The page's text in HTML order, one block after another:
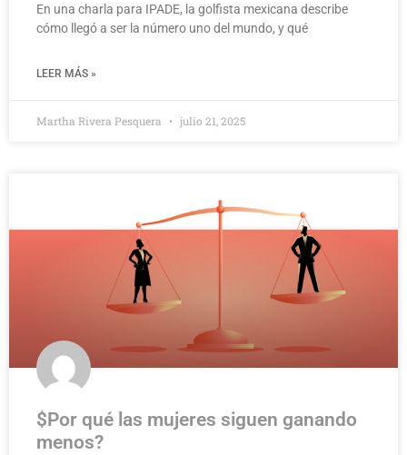
En una charla para IPADE, la golfista mexicana describe
cómo llegó a ser la número uno del mundo, y qué
LEER MÁS »
Martha Rivera Pesquera julio 21, 2025
$Por qué las mujeres siguen ganando
menos?